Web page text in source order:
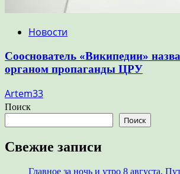
Новости
Сооснователь «Википедии»
органом пропаганды ЦРУ
Artem33
Поиск
Поиск
Свежие записи
Главное за ночь и утро 8 августа.